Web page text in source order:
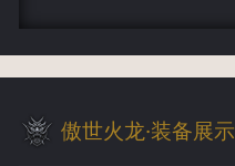
傲世火龙·装备展示